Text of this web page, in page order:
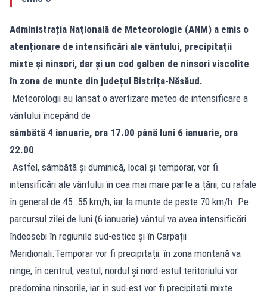
Administrația Națională de Meteorologie (ANM) a emis o
atenționare de intensificări ale vântului, precipitații
mixte și ninsori, dar și un cod galben de ninsori viscolite
în zona de munte din județul Bistrița-Năsăud.
Meteorologii au lansat o avertizare meteo de intensificare a
vântului începând de
sâmbătă 4 ianuarie, ora 17.00 până luni 6 ianuarie, ora
22.00
.Astfel, sâmbătă și duminică, local și temporar, vor fi
intensificări ale vântului în cea mai mare parte a țării, cu rafale
în general de 45…55 km/h, iar la munte de peste 70 km/h. Pe
parcursul zilei de luni (6 ianuarie) vântul va avea intensificări
îndeosebi în regiunile sud-estice și în Carpații
Meridionali.Temporar vor fi precipitații: în zona montană va
ninge, în centrul, vestul, nordul și nord-estul teritoriului vor
predomina ninsorile, iar în sud-est vor fi precipitații mixte.